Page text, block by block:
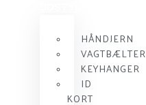
HÅNDJERN
VAGTBÆLTER
KEYHANGER
ID
KORT